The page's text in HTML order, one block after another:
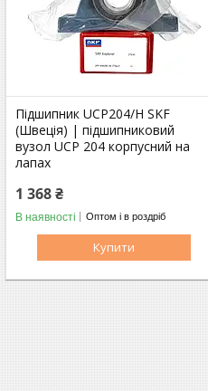
Підшипник UCP204/H SKF
(Швеція) | підшипниковий
вузол UCP 204 корпусний на
лапах
1 368 ₴
В наявності Оптом і в роздріб
Купити